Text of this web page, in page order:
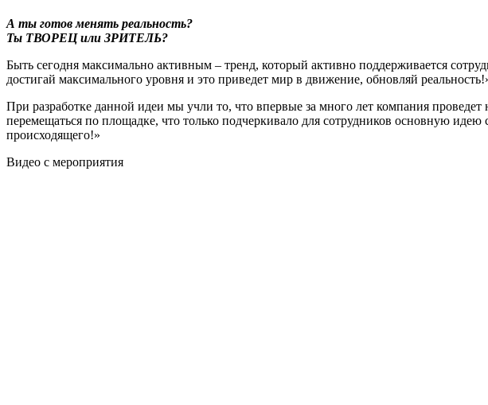
А ты готов менять реальность?
Ты ТВОРЕЦ или ЗРИТЕЛЬ?
Быть сегодня максимально активным – тренд, который активно поддерживается
достигай максимального уровня и это приведет мир в движение, обновляй
При разработке данной идеи мы учли то, что впервые за много лет компания
перемещаться по площадке, что только подчеркивало для сотрудников основную
происходящего!»
Видео с мероприятия